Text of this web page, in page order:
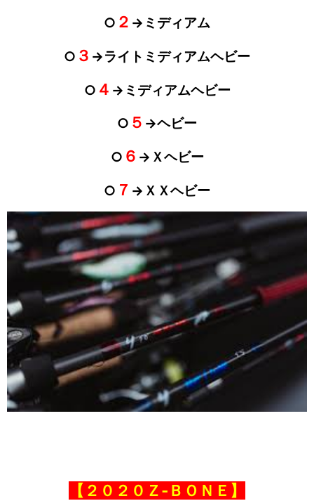
○ ２ →ミディアム
○ ３ →ライトミディアムヘビー
○ ４ →ミディアムヘビー
○ ５ →ヘビー
○ ６ →Ｘヘビー
○ ７ →ＸＸヘビー
【２０２０Ｚ‐ＢＯＮＥ】